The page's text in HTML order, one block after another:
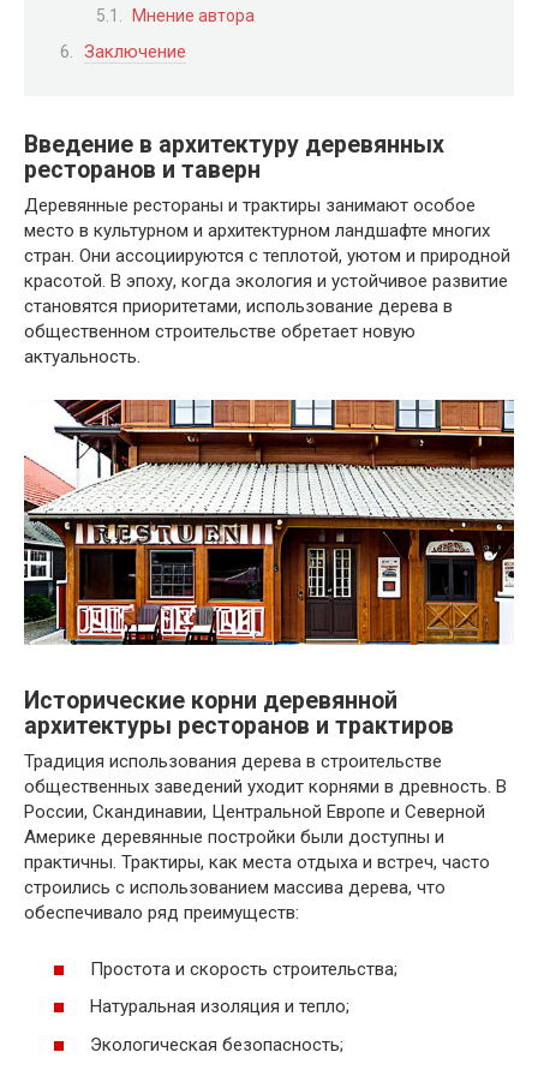
Мнение автора
Заключение
Введение в архитектуру деревянных
ресторанов и таверн
Деревянные рестораны и трактиры занимают особое
место в культурном и архитектурном ландшафте многих
стран. Они ассоциируются с теплотой, уютом и природной
красотой. В эпоху, когда экология и устойчивое развитие
становятся приоритетами, использование дерева в
общественном строительстве обретает новую
актуальность.
Исторические корни деревянной
архитектуры ресторанов и трактиров
Традиция использования дерева в строительстве
общественных заведений уходит корнями в древность. В
России, Скандинавии, Центральной Европе и Северной
Америке деревянные постройки были доступны и
практичны. Трактиры, как места отдыха и встреч, часто
строились с использованием массива дерева, что
обеспечивало ряд преимуществ:
Простота и скорость строительства;
Натуральная изоляция и тепло;
Экологическая безопасность;